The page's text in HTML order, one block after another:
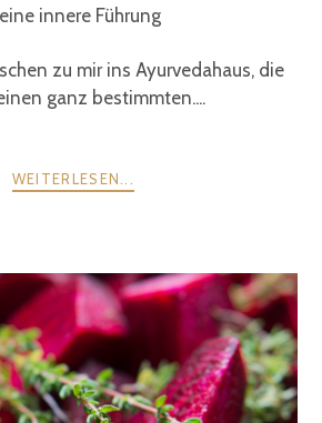
innere Führung
zu mir ins Ayurvedahaus, die
ganz bestimmten....
WEITERLESEN...